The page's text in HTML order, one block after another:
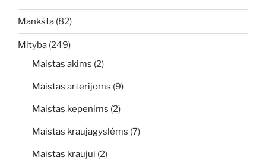
Mankšta (82)
Mityba (249)
Maistas akims (2)
Maistas arterijoms (9)
Maistas kepenims (2)
Maistas kraujagyslėms (7)
Maistas kraujui (2)